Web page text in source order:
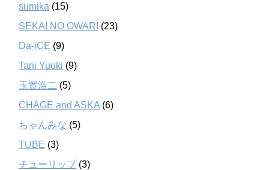
sumika (15)
SEKAI NO OWARI (23)
Da-iCE (9)
Tani Yuuki (9)
玉置浩二 (5)
CHAGE and ASKA (6)
ちゃんみな (5)
TUBE (3)
チューリップ(3)